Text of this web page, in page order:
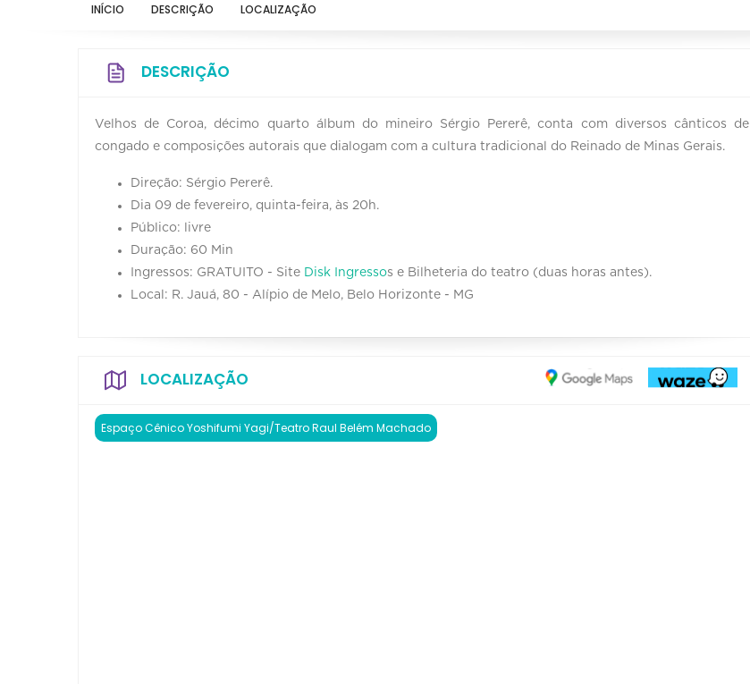
INÍCIO DESCRIÇÃO LOCALIZAÇÃO
DESCRIÇÃO
Velhos de Coroa, décimo quarto álbum do mineiro Sérgio Pererê, conta com diversos cânticos de
congado e composições autorais que dialogam com a cultura tradicional do Reinado de Minas Gerais.
Direção: Sérgio Pererê.
Dia 09 de fevereiro, quinta-feira, às 20h.
Público: livre
Duração: 60 Min
Ingressos: GRATUITO - Site Disk Ingressos e Bilheteria do teatro (duas horas antes).
Local: R. Jauá, 80 - Alípio de Melo, Belo Horizonte - MG
LOCALIZAÇÃO
Espaço Cênico Yoshifumi Yagi/Teatro Raul Belém Machado